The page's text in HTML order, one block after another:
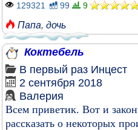
129321 99 9
Папа, дочь
Коктебель
В первый раз Инцест
2 сентября 2018
Валерия
Всем приветик. Вот и
рассказать о некоторых